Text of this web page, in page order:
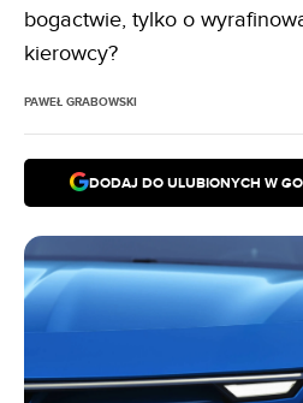
bogactwie, tylko o
kierowcy?
PAWEŁ GRABOWSKI
DODAJ DO ULUBIONYCH W